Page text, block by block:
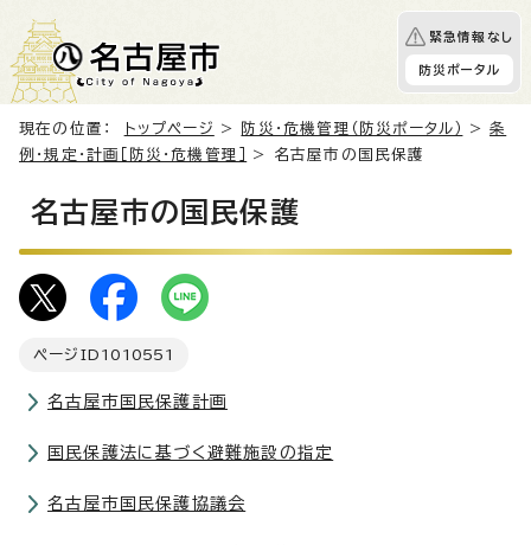
緊急情報なし
防災ポータル
現在の位置： トップページ > 防災・危機管理（防災ポータル） >条
例・規定・計画［防災・危機管理］
> 名古屋市の国民保護
名古屋市の国民保護
ページID 1010551
名古屋市国民保護計画
国民保護法に基づく避難施設の指定
名古屋市国民保護協議会